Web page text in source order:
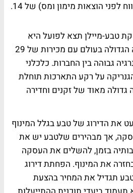
טבע-מיילן תצא לפועל היא
תיצור את חברת הגנריקה הגדולה בעולם עם מכירות של 29
גבוהה בין החברות. כלכלני
על רקע התארכות תוחלת
גדולה מאוד של זקנים וחדירה
את הדירוג של טבע בגלל המינוף
אך מבהירים שלטבע יש את
בזמן, להשלים את העסקה
את המינוף. הפחתת דירוג
תגדיל את המחיר בהצעת